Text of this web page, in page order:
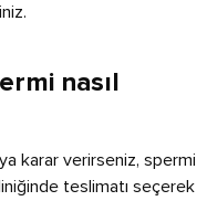
nasıl
karar verirseniz, spermi
teslimatı seçerek